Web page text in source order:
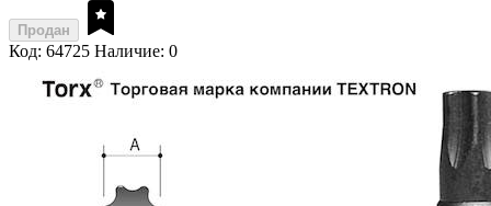
Продан
Код: 64725 Наличие: 0